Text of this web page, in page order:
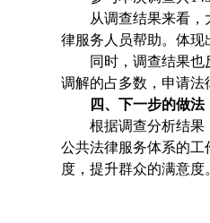
从调查结果来看
律服务人员帮助。体现
同时，调查结果
调解的占多数，申请法
四、下一步的做法
根据调查分析结
公共法律服务体系的
度，提升群众的满意度